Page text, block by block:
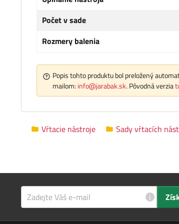
Počet v sade
Rozmery balenia
Popis tohto produktu bol preložený
mailom: info@jarabak.sk. Pôvodná verzia
Vŕtacie nástroje Sady vŕtacích
i